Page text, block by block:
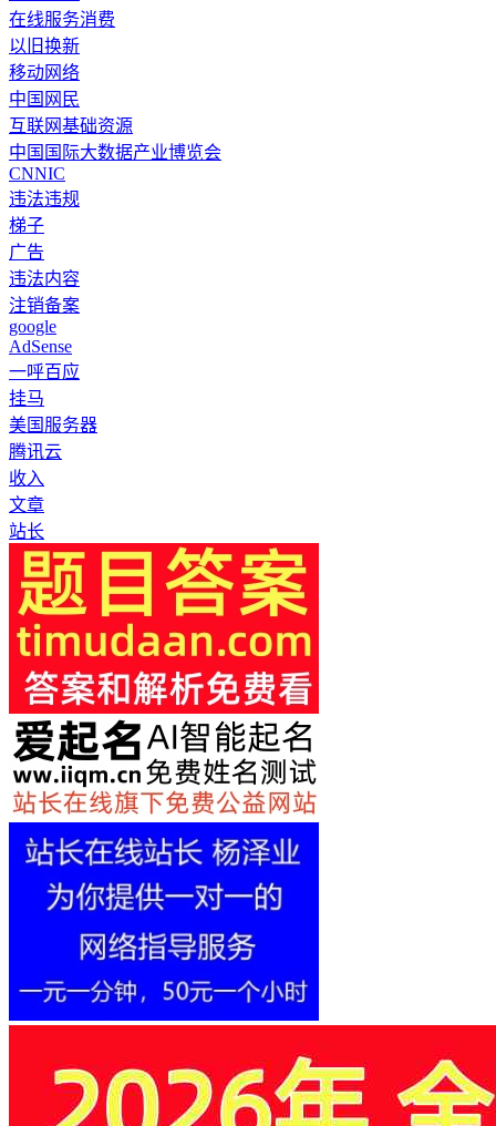
在线服务消费
以旧换新
移动网络
中国网民
互联网基础资源
中国国际大数据产业博览会
CNNIC
违法违规
梯子
广告
违法内容
注销备案
google
AdSense
一呼百应
挂马
美国服务器
腾讯云
收入
文章
站长